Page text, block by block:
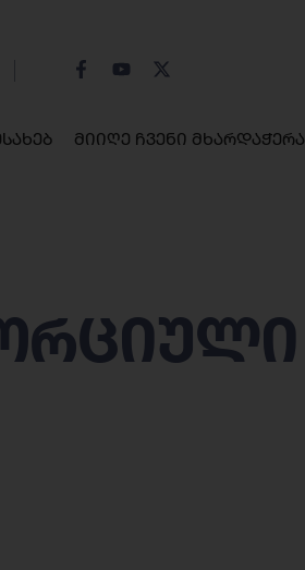
მიიღე ჩვენი მხარდაჭერა